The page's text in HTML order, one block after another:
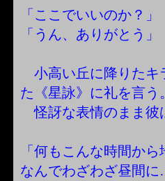
「ここでいいのか？」
「うん、ありがとう」
小高い丘に降りたキ
た《星詠》に礼を言う
怪訝な表情のまま彼
「何もこんな時間か
なんでわざわざ昼間